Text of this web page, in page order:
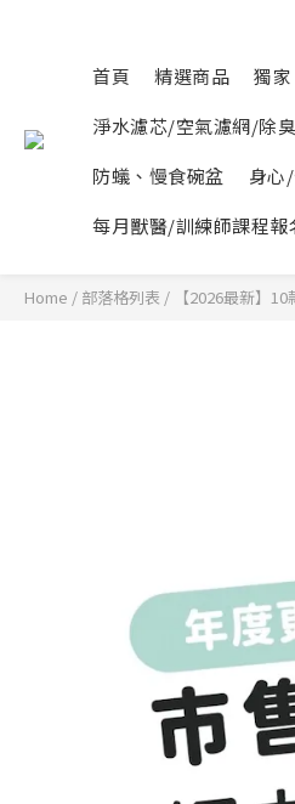
首頁 精選商品 獨
淨水濾芯/空氣濾網/除
防蟻、慢食碗盆
身心
每月獸醫/訓練師課程報
Home / 部落格列表 / 【2026最新】